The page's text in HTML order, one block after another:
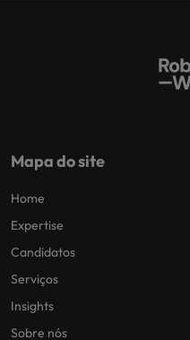
Mapa do site
Home
Expertise
Candidatos
Serviços
Insights
Sobre nós